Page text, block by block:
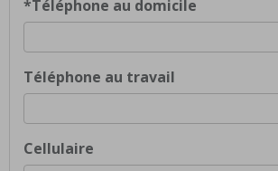
*Téléphone au domicile
Téléphone au travail
Cellulaire